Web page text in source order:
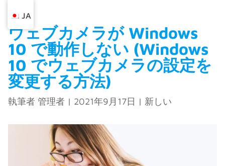
ウェブカメラが Windows
10 で動作しない (Windows
10 でウェブカメラの設定を
変更する方法)
執筆者 管理者| 2021年9月17日 | 新しい
JA